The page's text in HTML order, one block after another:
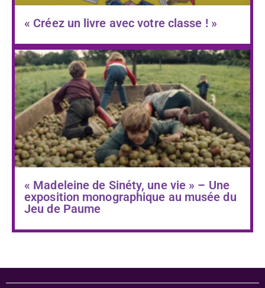
« Créez un livre avec votre classe ! »
« Madeleine de Sinéty, une vie » – Une
exposition monographique au musée du
Jeu de Paume